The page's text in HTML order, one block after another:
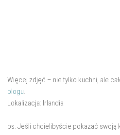
Więcej zdjęć – nie tylko kuchni, ale
blogu.
Lokalizacja: Irlandia
ps. Jeśli chcielibyście pokazać swoją